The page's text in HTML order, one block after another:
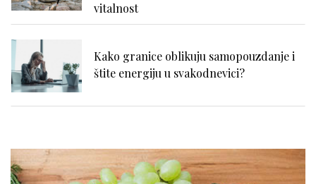
vitalnost
Kako granice oblikuju samopouzdanje i
štite energiju u svakodnevici?
varenje: kako prepoznati uzrok?